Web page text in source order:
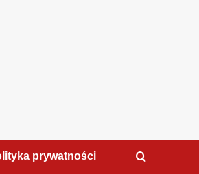
prywatności